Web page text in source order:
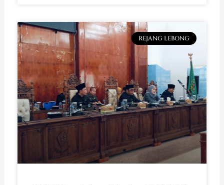
REJANG LEBONG